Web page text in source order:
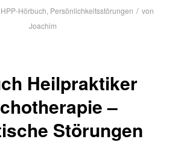
HPP-Hörbuch, Persönlichkeitsstörungen / von
Joachim
Heilpraktiker
–
Störungen